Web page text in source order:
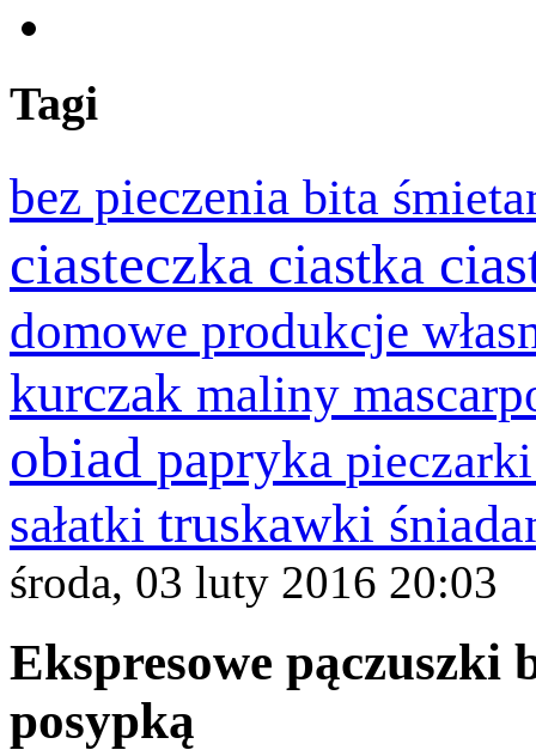
Tagi
bez pieczenia bita
ciasteczka ciastka
domowe produkcje
kurczak maliny
obiad papryka
sałatki truskawki
środa, 03 luty 2016 20:03
Ekspresowe pączuszki
posypką